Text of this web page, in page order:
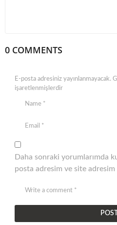
0 COMMENTS
E-posta adresiniz yayınlanmayacak.
işaretlenmişlerdir
Daha sonraki yorumlarımda
posta adresim ve site adresim